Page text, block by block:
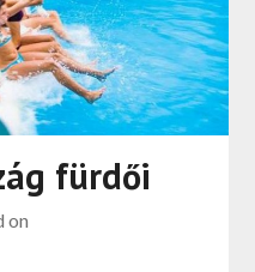
fürdői
on